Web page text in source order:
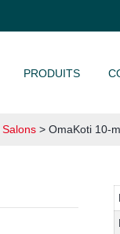
PRODUITS
Salons > OmaKoti 10-